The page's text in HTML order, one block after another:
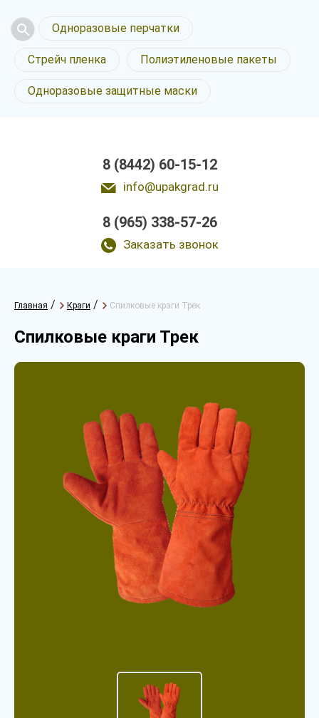
Одноразовые перчатки
Стрейч пленка Полиэтиленовые пакеты
Одноразовые защитные маски
8 (8442) 60-15-12
info@upakgrad.ru
8 (965) 338-57-26
Заказать звонок
Главная / Краги / Спилковые краги Трек
Спилковые краги Трек